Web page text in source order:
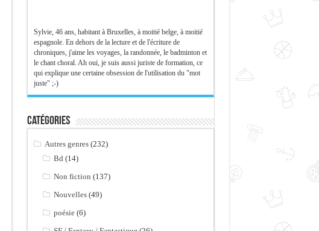
Sylvie, 46 ans, habitant à Bruxelles, à moitié belge, à moitié
espagnole. En dehors de la lecture et de l'écriture de
chroniques, j'aime les voyages, la randonnée, le badminton et
le chant choral. Ah oui, je suis aussi juriste de formation, ce
qui explique une certaine obsession de l'utilisation du "mot
juste" ;-)
Catégories
Autres genres (232)
Bd (14)
Non fiction (137)
Nouvelles (49)
poésie (6)